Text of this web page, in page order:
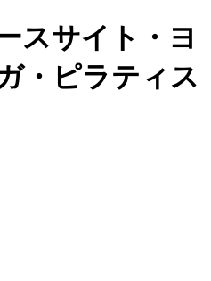
スサイト・ヨ
・ピラティス